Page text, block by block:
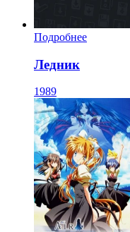
Подробнее
Ледник
1989